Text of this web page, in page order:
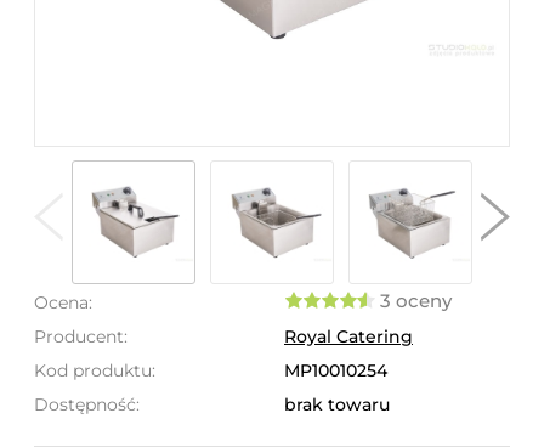
Ocena: 3 oceny
Producent:
Royal Catering
Kod produktu:
MP10010254
Dostępność:
brak towaru